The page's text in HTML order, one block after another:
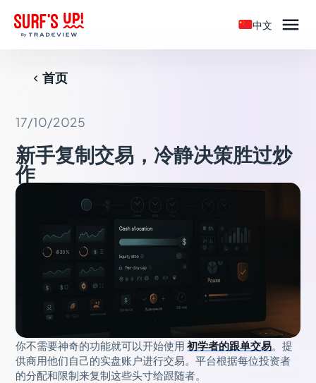
中文 
首页
17/10/2025
新手复制交易，冷静决策胜过炒
作
你不需要神奇的功能就可以开始使用初学者的跟单交易。提
供商用他们自己的实盘账户进行交易。平台根据每位投资者
的分配和限制来复制这些头寸给跟随者。